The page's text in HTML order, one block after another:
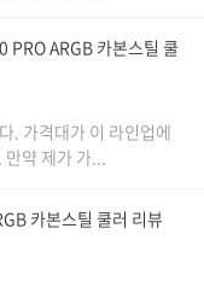
PRO ARGB 카본스틸 쿨
. 가격대가 이 라인업에
만약 제가 가...
카본스틸 쿨러 리뷰